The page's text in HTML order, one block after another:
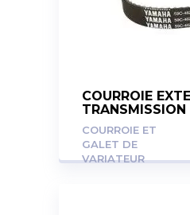
COURROIE
12-16
COURROIE ET
GALET DE
VARIATEUR